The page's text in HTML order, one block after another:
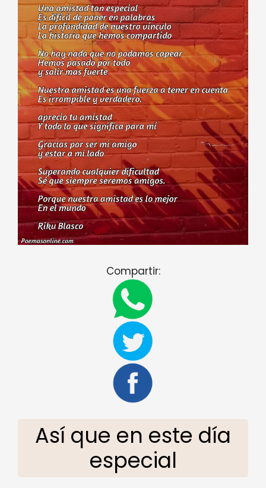
Compartir:
Así que en este día
especial